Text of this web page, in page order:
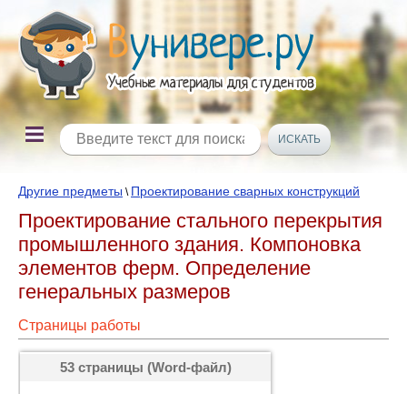
Другие предметы \ Проектирование сварных конструкций
Проектирование стального перекрытия
промышленного здания. Компоновка
элементов ферм. Определение
генеральных размеров
Страницы работы
53 страницы (Word-файл)